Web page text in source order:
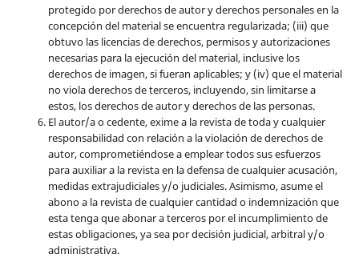
protegido por derechos de autor y derechos personales en la
concepción del material se encuentra regularizada; (iii) que
obtuvo las licencias de derechos, permisos y autorizaciones
necesarias para la ejecución del material, inclusive los
derechos de imagen, si fueran aplicables; y (iv) que el material
no viola derechos de terceros, incluyendo, sin limitarse a
estos, los derechos de autor y derechos de las personas.
El autor/a o cedente, exime a la revista de toda y cualquier
responsabilidad con relación a la violación de derechos de
autor, comprometiéndose a emplear todos sus esfuerzos
para auxiliar a la revista en la defensa de cualquier acusación,
medidas extrajudiciales y/o judiciales. Asimismo, asume el
abono a la revista de cualquier cantidad o indemnización que
esta tenga que abonar a terceros por el incumplimiento de
estas obligaciones, ya sea por decisión judicial, arbitral y/o
administrativa.